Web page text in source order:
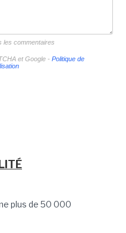
les commentaires
et Google - Politique de
plus de 50 000